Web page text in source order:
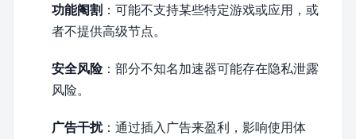
功能阉割 ：可能不支持某些特定游戏或应用，或
者不提供高级节点。
安全风险：部分不知名加速器可能存在隐私泄露
风险。
广告干扰：通过插入广告来盈利，影响使用体